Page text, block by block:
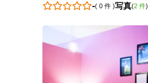
-( 0 件)写真(2 件)